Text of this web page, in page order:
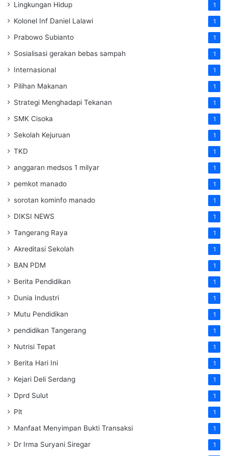
Lingkungan Hidup 1
Kolonel Inf Daniel Lalawi 1
Prabowo Subianto 1
Sosialisasi gerakan bebas sampah 1
Internasional 1
Pilihan Makanan 1
Strategi Menghadapi Tekanan 1
SMK Cisoka 1
Sekolah Kejuruan 1
TKD 1
anggaran medsos 1 milyar 1
pemkot manado 1
sorotan kominfo manado 1
DIKSI NEWS 1
Tangerang Raya 1
Akreditasi Sekolah 1
BAN PDM 1
Berita Pendidikan 1
Dunia Industri 1
Mutu Pendidikan 1
pendidikan Tangerang 1
Nutrisi Tepat 1
Berita Hari Ini 1
Kejari Deli Serdang 1
Dprd Sulut 1
Plt 1
Manfaat Menyimpan Bukti Transaksi 1
Dr Irma Suryani Siregar 1